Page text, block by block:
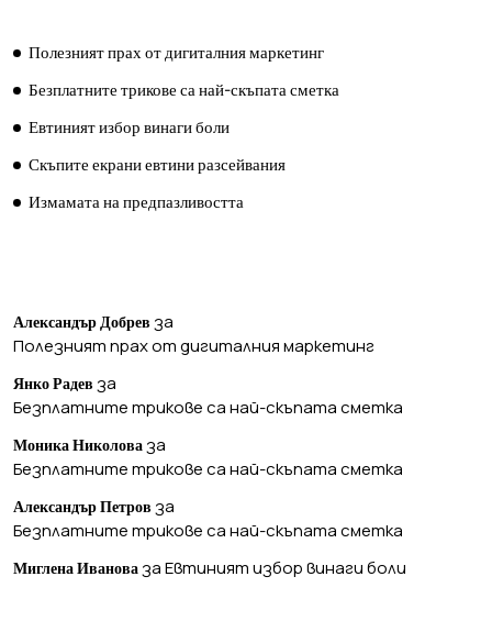
Полезният прах от дигиталния маркетинг
Безплатните трикове са най-скъпата сметка
Евтиният избор винаги боли
Скъпите екрани евтини разсейвания
Измамата на предпазливостта
Александър Добрев за
Полезният прах от дигиталния маркетинг
Янко Радев за
Безплатните трикове са най-скъпата сметка
Моника Николова за
Безплатните трикове са най-скъпата сметка
Александър Петров за
Безплатните трикове са най-скъпата сметка
Миглена Иванова заЕвтиният избор винаги боли